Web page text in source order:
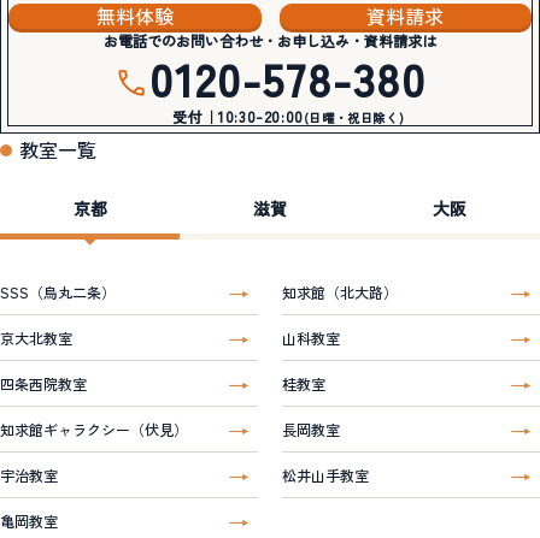
無料体験
資料請求
お電話でのお問い合わせ・お申し込み・資料請求は
0120-578-380
受付｜10:30-20:00(日曜・祝日除く)
教室一覧
京都 滋賀 大阪
SSS（烏丸二条） 知求館（北大路）
京大北教室 山科教室
四条西院教室 桂教室
知求館ギャラクシー（伏見） 長岡教室
宇治教室 松井山手教室
亀岡教室